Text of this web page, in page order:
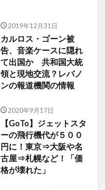
2019年12月31日
カルロス・ゴーン被
告、音楽ケースに隠れ
て出国か 共和国大統
領と現地交流？レバノ
ンの報道機関の情報
2020年9月17日
【GoTo】ジェットスタ
ーの飛行機代が５００
円に！東京⇒大阪や名
古屋⇒札幌など！「価
格が壊れた」